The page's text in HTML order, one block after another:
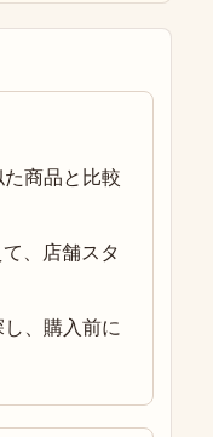
商品と比較
、店舗スタ
、購入前に